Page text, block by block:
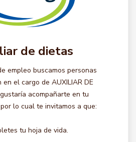
de dietas
empleo buscamos personas
el cargo de AUXILIAR DE
acompañarte en tu
lo cual te invitamos a que:
tu hoja de vida.